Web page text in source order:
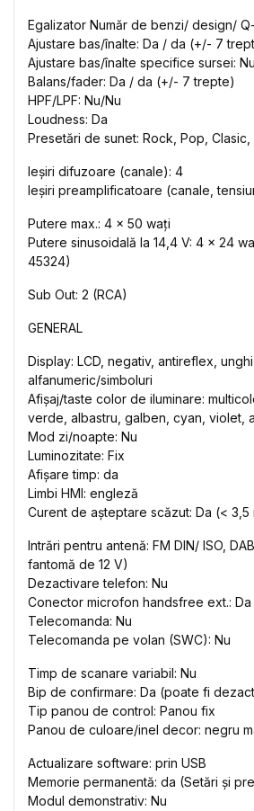
Egalizator Număr de benzi/ design/
Ajustare bas/înalte: Da / da (+/- 7
Ajustare bas/înalte specifice sursei: Nu
Balans/fader: Da / da (+/- 7 trepte)
HPF/LPF: Nu/Nu
Loudness: Da
Presetări de sunet: Rock, Pop, Clasic,
Ieșiri difuzoare (canale): 4
Ieșiri preamplificatoare (canale,
Putere max.: 4 x 50 wați
Putere sinusoidală la 14,4 V: 4 x 24
45324)
Sub Out: 2 (RCA)
GENERAL
Display: LCD, negativ, antireflex, unghi
alfanumeric/simboluri
Afișaj/taste color de iluminare:
verde, albastru, galben, cyan, violet,
Mod zi/noapte: Nu
Luminozitate: Fix
Afișare timp: da
Limbi HMI: engleză
Curent de așteptare scăzut: Da (< 3,5
Intrări pentru antenă: FM DIN/ ISO,
fantomă de 12 V)
Dezactivare telefon: Nu
Conector microfon handsfree ext.: Da
Telecomanda: Nu
Telecomanda pe volan (SWC): Nu
Timp de scanare variabil: Nu
Bip de confirmare: Da (poate fi
Tip panou de control: Panou fix
Panou de culoare/inel decor: negru
Actualizare software: prin USB
Memorie permanentă: da (Setări și
Modul demonstrativ: Nu